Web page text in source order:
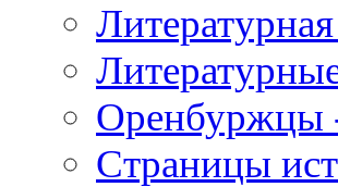
Оренбуржцы
Страницы